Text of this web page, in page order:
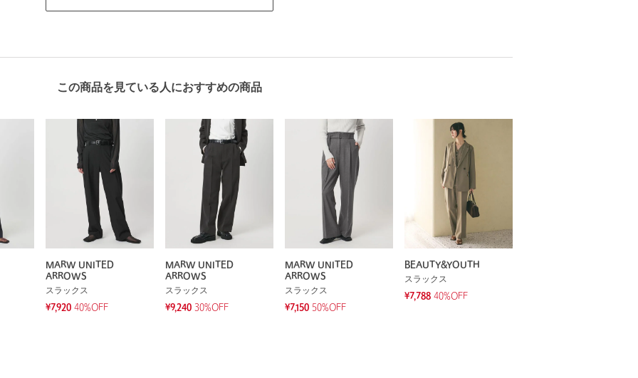
この商品を見ている人におすすめの商品
MARW UNITED
ARROWS
スラックス
¥7,920 40%OFF
MARW UNITED
ARROWS
スラックス
¥9,240 30%OFF
MARW UNITED
ARROWS
スラックス
¥7,150 50%OFF
BEAUTY&YOUTH
スラックス
¥7,788 40%OFF